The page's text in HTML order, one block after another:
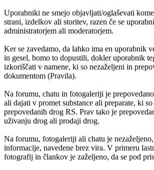
Uporabniki ne smejo objavljati/oglaševati
strani, izdelkov ali storitev, razen če se
administratorjem ali moderatorjem.
Ker se zavedamo, da lahko ima en uporabnik
in gesel, bomo to dopustili, dokler uporabnik
izkoriščati v namene, ki so nezaželjeni in
dokumentom (Pravila).
Na forumu, chatu in fotogaleriji je
ali dajati v promet substance ali preparate, ki so
prepovedanih drog RS. Prav tako je
uživanju drog ali prodaji drog.
Na forumu, fotogaleriji ali chatu je
informacije, navedene brez vira. V primeru
fotografij in člankov je zaželjeno, da se pod